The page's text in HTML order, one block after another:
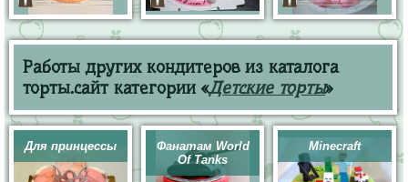
Работы других кондитеров из каталога
торты.сайт категории «Детские торты»
Для принцессы
Фанатам World
Of Tanks
Minecraft